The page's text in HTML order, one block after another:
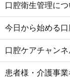
口腔衛生管理につ
今日から始める口
口腔ケアチャン
患者様・介護事